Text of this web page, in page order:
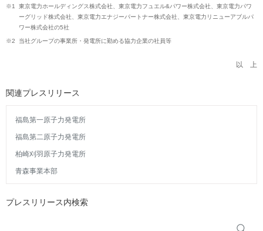
※1 東京電力ホールディングス株式会社、東京電力フュエル&パワー株式会社、東京電力パワ
ーグリッド株式会社、東京電力エナジーパートナー株式会社、東京電力リニューアブルパ
ワー株式会社の5社
※2 当社グループの事業所・発電所に勤める協力企業の社員等
以 上
関連プレスリリース
福島第一原子力発電所
福島第二原子力発電所
柏崎刈羽原子力発電所
青森事業本部
プレスリリース内検索